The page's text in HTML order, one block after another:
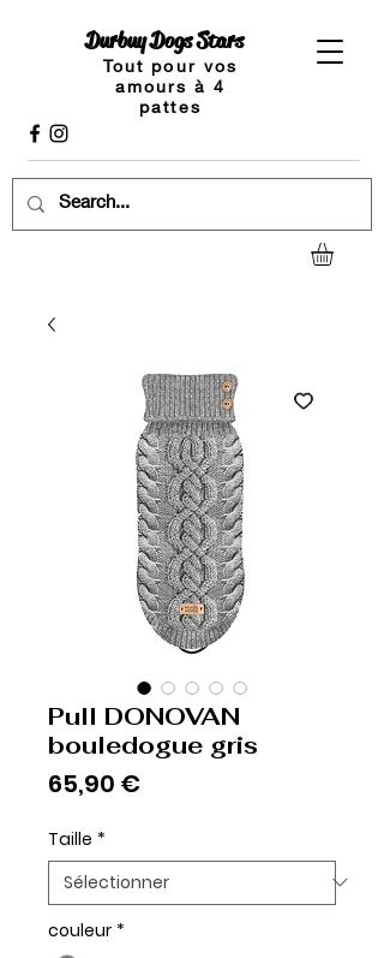
Durbuy Dogs Stars
Tout pour vos
amours à 4
pattes
Pull DONOVAN
bouledogue gris
65,90 €Prix
Taille *
couleur *